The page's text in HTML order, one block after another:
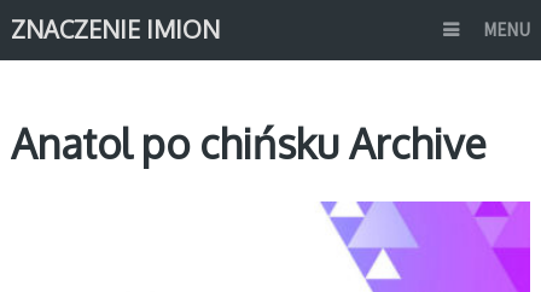
ZNACZENIE IMION MENU
Anatol po chińsku Archive